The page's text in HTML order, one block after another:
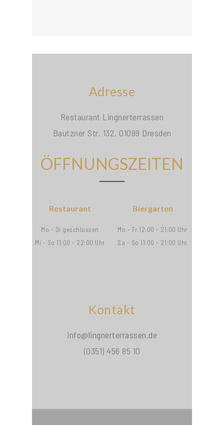
Adresse
Restaurant Lingnerterrassen
Bautzner Str. 132, 01099 Dresden
ÖFFNUNGSZEITEN
Restaurant
Mo - Di geschlossen
Mi - So 11:00 - 22:00 Uhr
Biergarten
Mo - Fr 12:00 - 21:00 Uhr
Sa - So 11:00 - 21:00 Uhr
Kontakt
info@lingnerterrassen.de
(0351) 456 85 10